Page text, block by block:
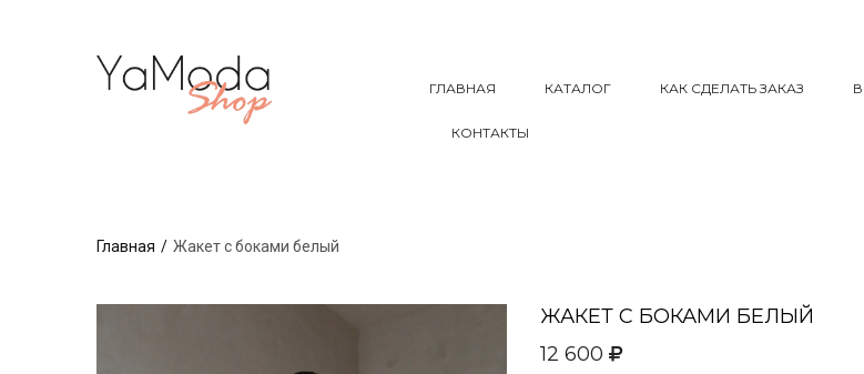
ГЛАВНАЯ КАТАЛОГ КАК СДЕЛАТЬ ЗАКАЗ
КОНТАКТЫ
Главная Жакет с боками белый
ЖАКЕТ С БОКАМИ БЕЛЫЙ
12 600